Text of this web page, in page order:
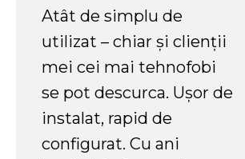
Atât de simplu de
utilizat – chiar și clienții
mei cei mai tehnofobi
se pot descurca. Ușor de
instalat, rapid de
configurat. Cu ani